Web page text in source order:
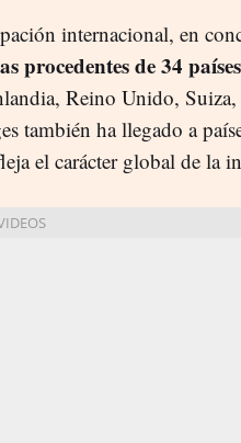
internacional, en
procedentes de 34 países
Reino Unido,
también ha llegado a
el carácter global de la